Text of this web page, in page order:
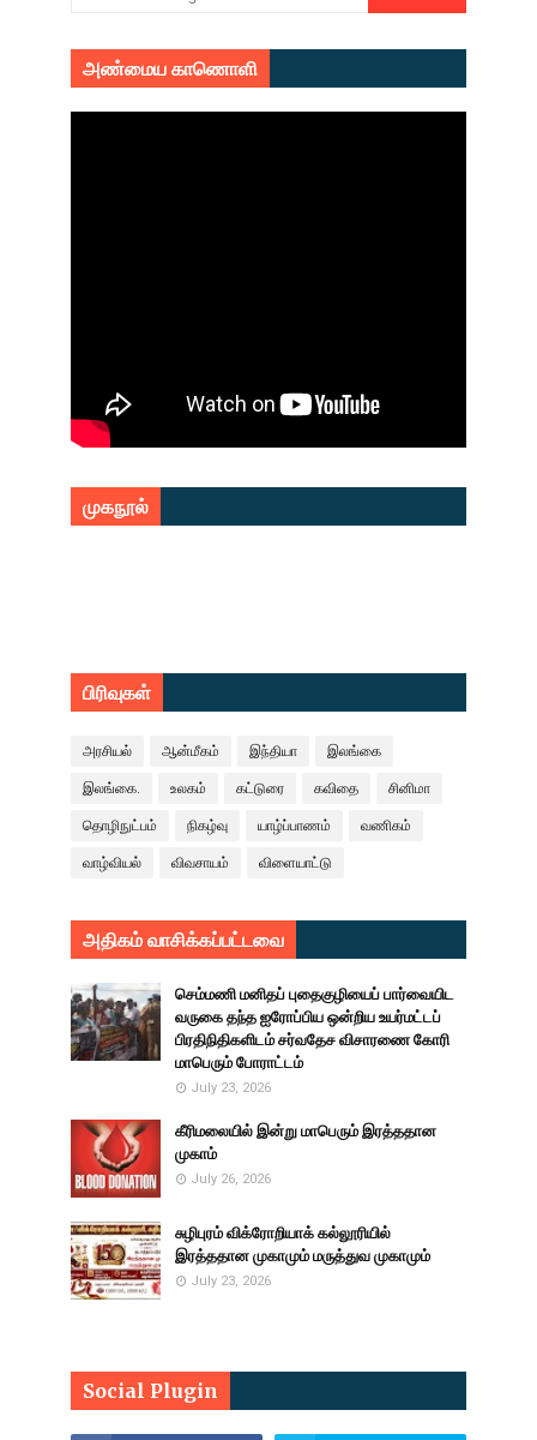
அண்மைய காணொளி
முகநூல்
பிரிவுகள்
அரசியல் ஆன்மீகம் இந்தியா இலங்கை
இலங்கை. உலகம் கட்டுரை கவிதை சினிமா
தொழிநுட்பம் நிகழ்வு யாழ்ப்பாணம் வணிகம்
வாழ்வியல் விவசாயம் விளையாட்டு
அதிகம் வாசிக்கப்பட்டவை
செம்மணி மனிதப் புதைகுழியைப் பார்வையிட
வருகை தந்த ஐரோப்பிய ஒன்றிய உயர்மட்டப்
பிரதிநிதிகளிடம் சர்வதேச விசாரணை கோரி
மாபெரும் போராட்டம்
July 23, 2026
கீரிமலையில் இன்று மாபெரும் இரத்ததான
முகாம்
July 26, 2026
சுழிபுரம் விக்ரோறியாக் கல்லூரியில்
இரத்ததான முகாமும் மருத்துவ முகாமும்
July 23, 2026
Social Plugin